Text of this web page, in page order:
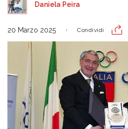
Daniela Peira
20 Marzo 2025 Condividi